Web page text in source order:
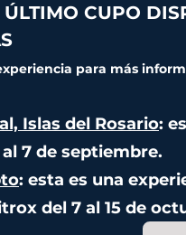
ÚLTIMO CUPO
para más
Islas del Rosario:
7 de septiembre.
: esta es una
del 7 al 15 de